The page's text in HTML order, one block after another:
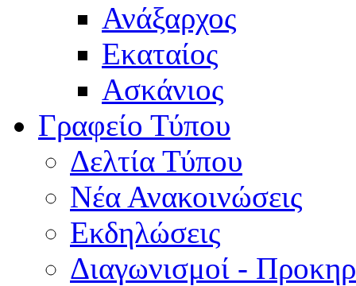
Ανάξαρχος
Εκαταίος
Ασκάνιος
Γραφείο Τύπου
Δελτία Τύπου
Νέα Ανακοινώσεις
Εκδηλώσεις
Διαγωνισμοί -